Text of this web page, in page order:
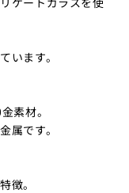
います。
素材。
属です。
徴。